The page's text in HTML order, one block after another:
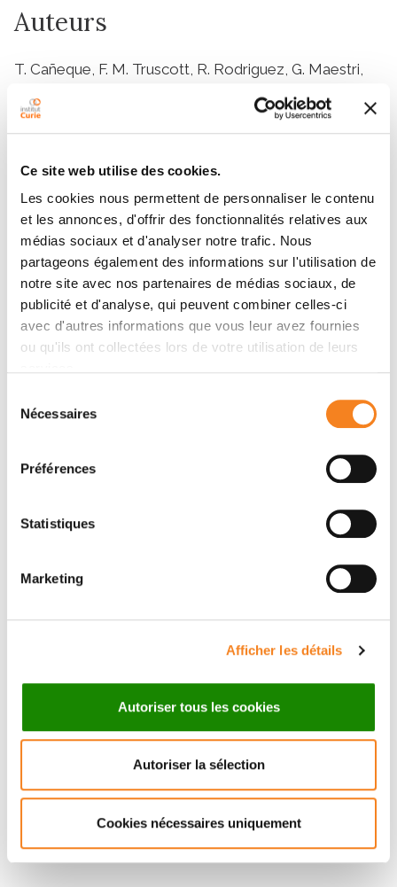
Ce site web utilise des cookies.
Les cookies nous permettent de personnaliser le contenu
et les annonces, d'offrir des fonctionnalités relatives aux
médias sociaux et d'analyser notre trafic. Nous
partageons également des informations sur l'utilisation de
notre site avec nos partenaires de médias sociaux, de
publicité et d'analyse, qui peuvent combiner celles-ci
avec d'autres informations que vous leur avez fournies
ou qu'ils ont collectées lors de votre utilisation de leurs
Nécessaires
Préférences
Statistiques
Marketing
Afficher les détails
Autoriser tous les cookies
Autoriser la sélection
Cookies nécessaires uniquement
Auteurs
T. Cañeque, F. M. Truscott, R. Rodriguez, G. Maestri,
Résumé
This review focuses on electrophilic activation of
allenes by an acid. Key mechanistic features are
presented together with recent synthetic applications.
Membres
RODRIGUEZ
CNRS